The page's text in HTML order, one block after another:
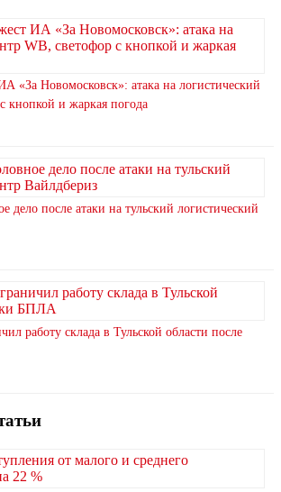
«За Новомосковск»: атака на логистический
кнопкой и жаркая погода
дело после атаки на тульский логистический
работу склада в Тульской области после